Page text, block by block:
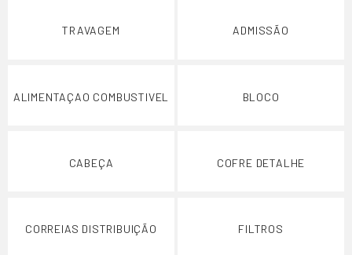
TRAVAGEM ADMISSÃO
ALIMENTAÇAO COMBUSTIVEL BLOCO
CABEÇA COFRE DETALHE
CORREIAS DISTRIBUIÇÃO FILTROS